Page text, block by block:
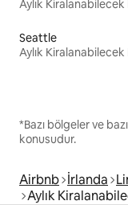
Aylık
Seattle
Aylık
*Bazı bölgeler ve
konusudur.
Airbnb İrlanda
Aylık